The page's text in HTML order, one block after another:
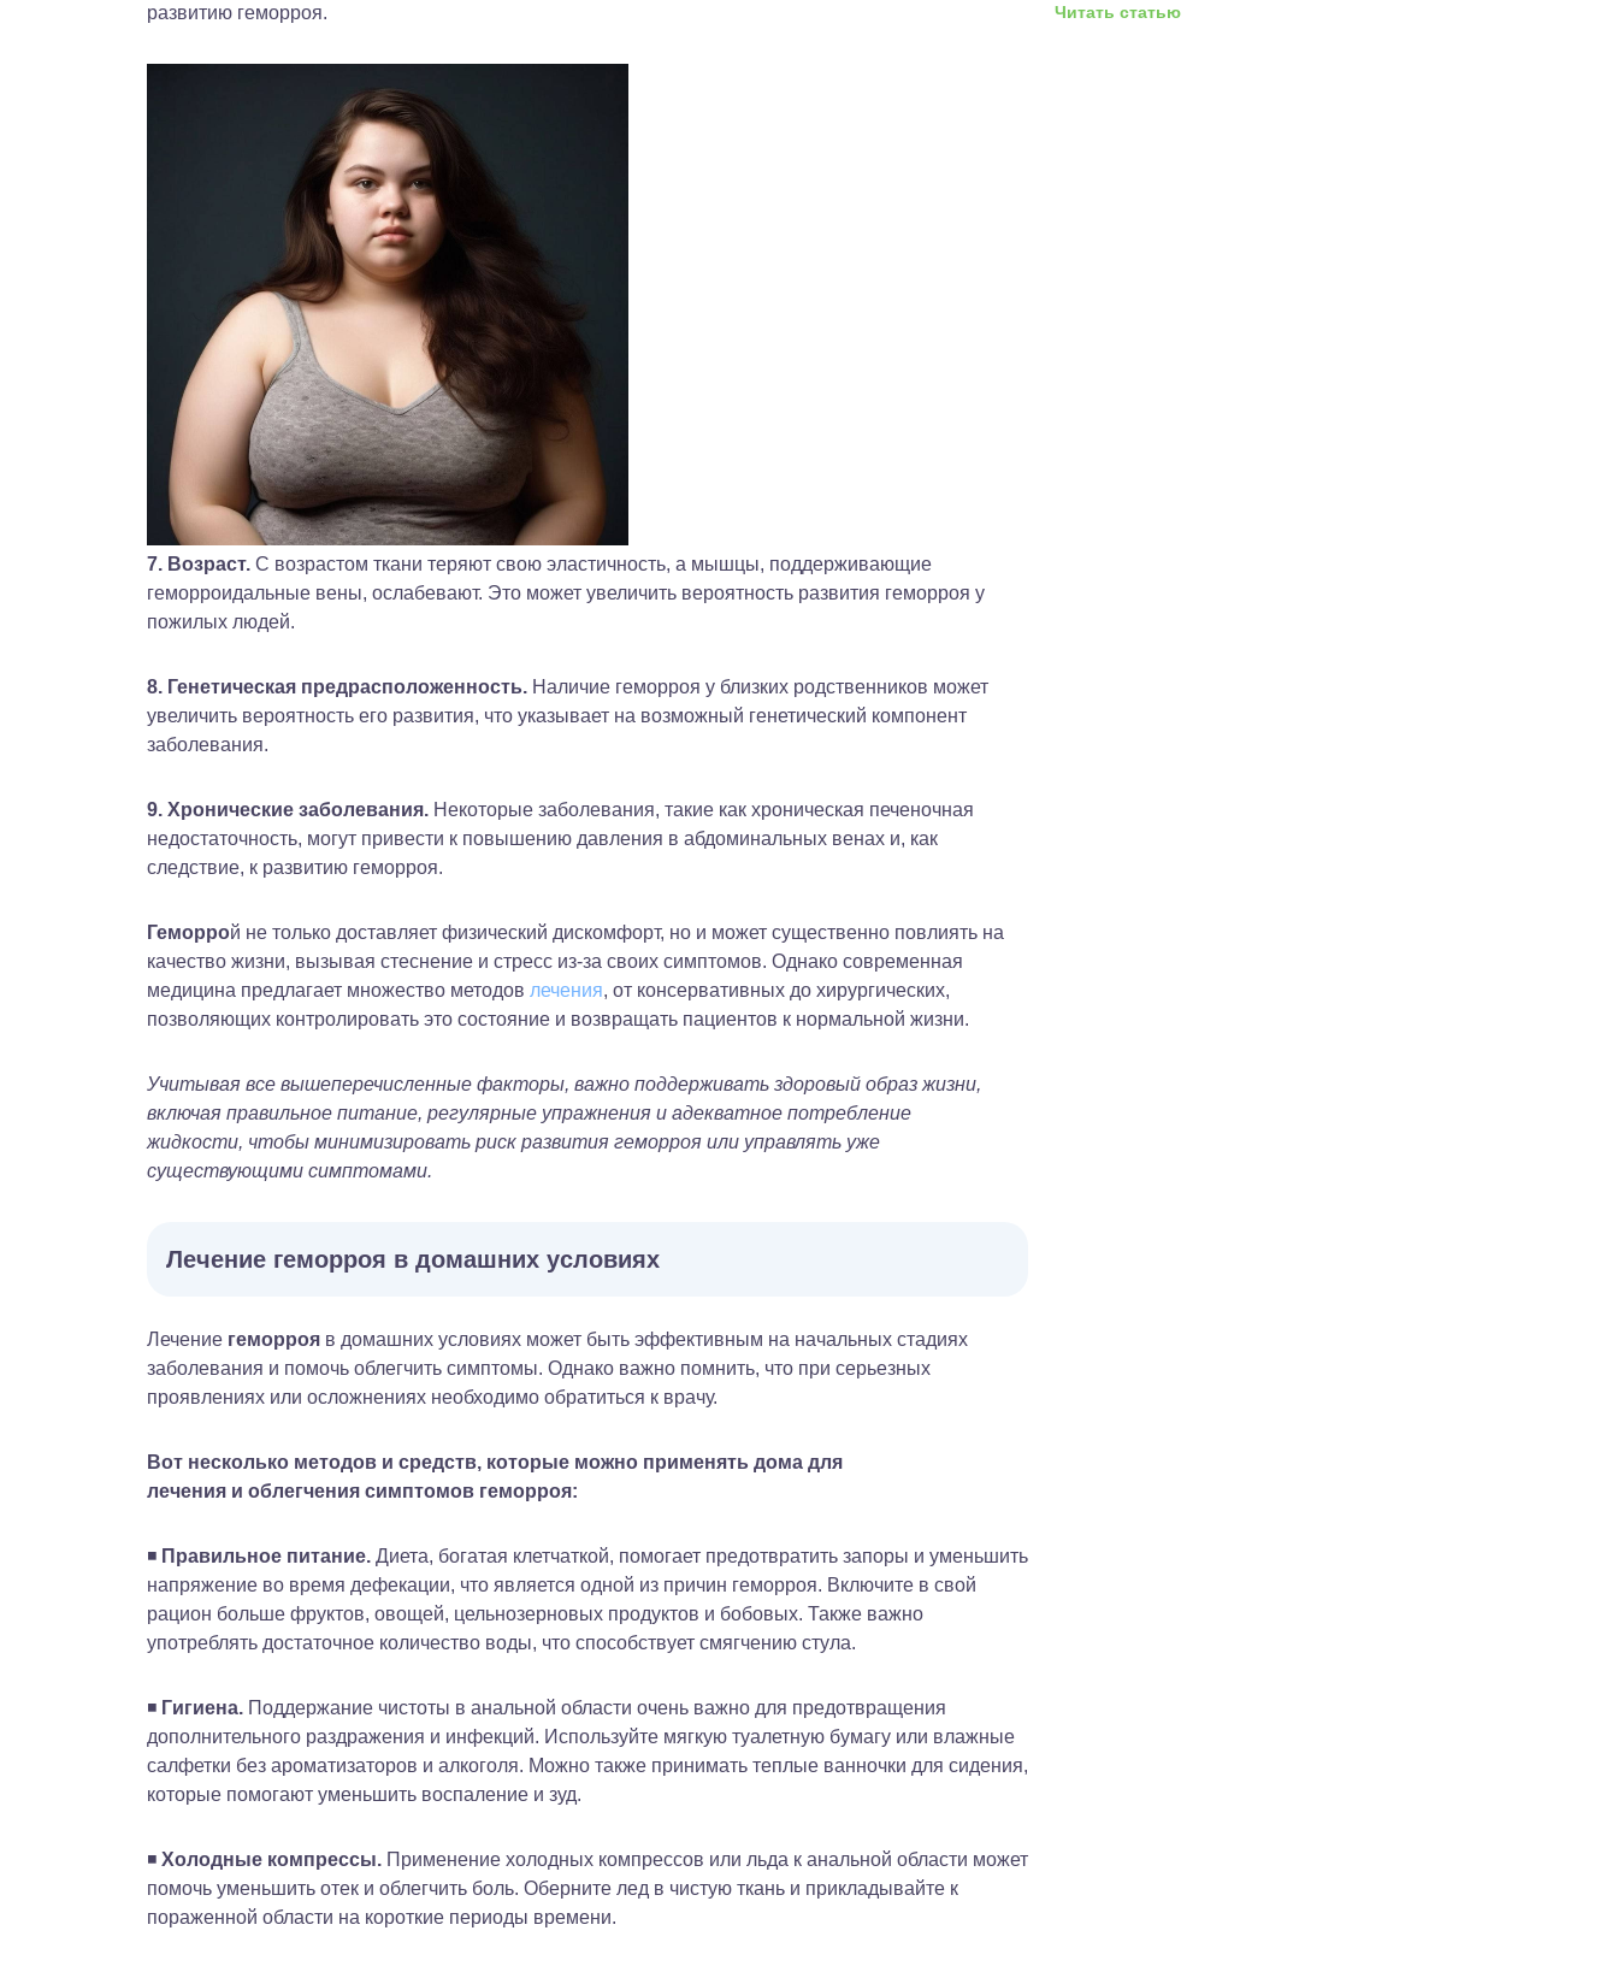
развитию геморроя.
7. Возраст. С возрастом ткани теряют свою эластичность, а мышцы, поддерживающие
геморроидальные вены, ослабевают. Это может увеличить вероятность развития геморроя у
пожилых людей.
8. Генетическая предрасположенность. Наличие геморроя у близких родственников может
увеличить вероятность его развития, что указывает на возможный генетический компонент
заболевания.
9. Хронические заболевания. Некоторые заболевания, такие как хроническая печеночная
недостаточность, могут привести к повышению давления в абдоминальных венах и, как
следствие, к развитию геморроя.
Геморрой не только доставляет физический дискомфорт, но и может существенно повлиять на
качество жизни, вызывая стеснение и стресс из-за своих симптомов. Однако современная
медицина предлагает множество методов лечения, от консервативных до хирургических,
позволяющих контролировать это состояние и возвращать пациентов к нормальной жизни.
Учитывая все вышеперечисленные факторы, важно поддерживать здоровый образ жизни,
включая правильное питание, регулярные упражнения и адекватное потребление
жидкости, чтобы минимизировать риск развития геморроя или управлять уже
существующими симптомами.
Лечение геморроя в домашних условиях
Лечение геморроя в домашних условиях может быть эффективным на начальных стадиях
заболевания и помочь облегчить симптомы. Однако важно помнить, что при серьезных
проявлениях или осложнениях необходимо обратиться к врачу.
Вот несколько методов и средств, которые можно применять дома для
лечения и облегчения симптомов геморроя:
◾️ Правильное питание. Диета, богатая клетчаткой, помогает предотвратить запоры и уменьшить
напряжение во время дефекации, что является одной из причин геморроя. Включите в свой
рацион больше фруктов, овощей, цельнозерновых продуктов и бобовых. Также важно
употреблять достаточное количество воды, что способствует смягчению стула.
◾️ Гигиена. Поддержание чистоты в анальной области очень важно для предотвращения
дополнительного раздражения и инфекций. Используйте мягкую туалетную бумагу или влажные
салфетки без ароматизаторов и алкоголя. Можно также принимать теплые ванночки для сидения,
которые помогают уменьшить воспаление и зуд.
◾️ Холодные компрессы. Применение холодных компрессов или льда к анальной области может
помочь уменьшить отек и облегчить боль. Оберните лед в чистую ткань и прикладывайте к
пораженной области на короткие периоды времени.
Читать статью